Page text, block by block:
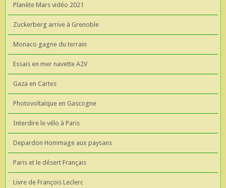
Planète Mars vidéo 2021
Zuckerberg arrive à Grenoble
Monaco gagne du terrain
Essais en mer navette A2V
Gaza en Cartes
Photovoltaïque en Gascogne
Interdire le vélo à Paris
Depardon Hommage aux paysans
Paris et le désert Français
Livre de François Leclerc